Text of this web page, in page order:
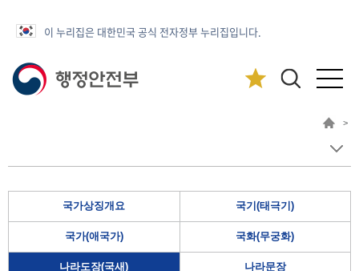
이 누리집은 대한민국 공식 전자정부 누리집입니다.
>
국가상징개요 국기(태극기)
국가(애국가) 국화(무궁화)
나라도장(국새) 나라문장